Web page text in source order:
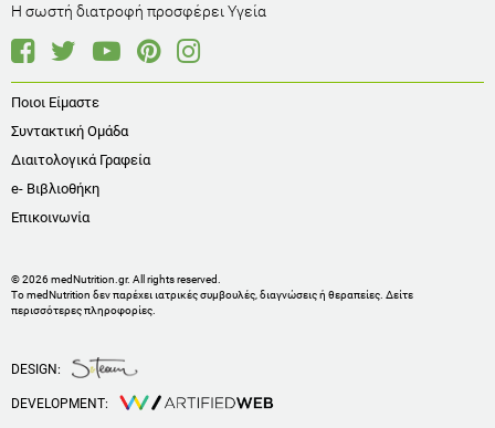
Η σωστή διατροφή προσφέρει Υγεία
Ποιοι Είμαστε
Συντακτική Ομάδα
Διαιτολογικά Γραφεία
e- Βιβλιοθήκη
Επικοινωνία
© 2026 medNutrition.gr. All rights reserved.
Το medNutrition δεν παρέχει ιατρικές συμβουλές, διαγνώσεις ή θεραπείες. Δείτε
περισσότερες πληροφορίες
DESIGN:
DEVELOPMENT: